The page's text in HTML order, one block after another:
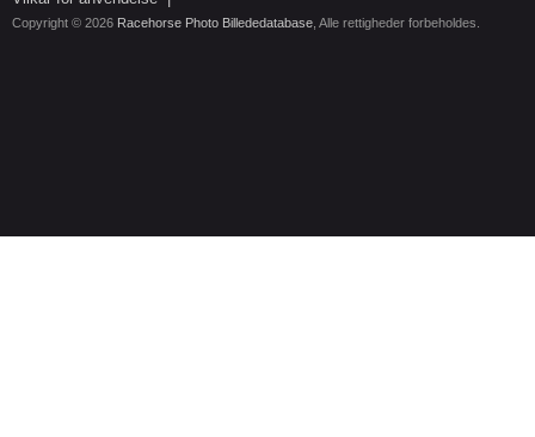
Copyright © 2026 Racehorse Photo Billededatabase , Alle rettigheder forbeholdes.